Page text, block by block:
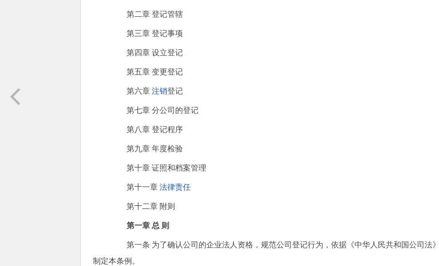
第二章 登记管辖
第三章 登记事项
第四章 设立登记
第五章 变更登记
第六章注销登记
第七章 分公司的登记
第八章 登记程序
第九章 年度检验
第十章 证照和档案管理
第十一章法律责任
第十二章 附则
第一章 总 则
第一条 为了确认公司的企业法人资格，规范公司登记行为，依据《中华人民共和国公司法》
制定本条例。